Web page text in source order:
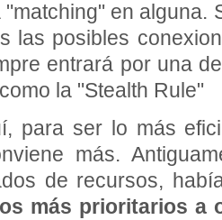
"matching" en alguna.
las posibles
entrará por una
la "Stealth Rule"
para ser lo más
más.
de recursos,
más prioritarios a